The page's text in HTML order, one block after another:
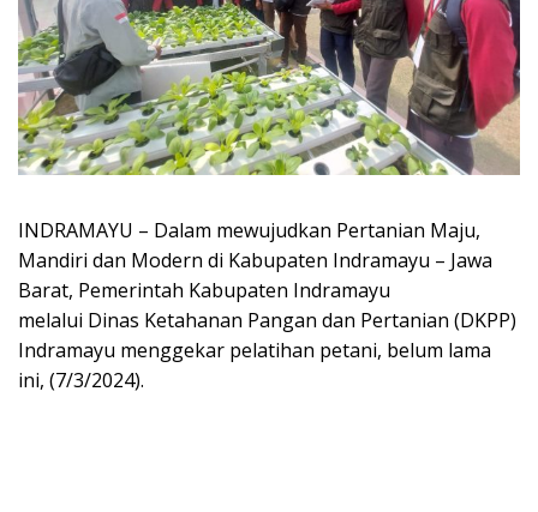
INDRAMAYU – Dalam mewujudkan Pertanian Maju,
Mandiri dan Modern di Kabupaten Indramayu – Jawa
Barat, Pemerintah Kabupaten Indramayu
melalui Dinas Ketahanan Pangan dan Pertanian (DKPP)
Indramayu menggekar pelatihan petani, belum lama
ini, (7/3/2024).